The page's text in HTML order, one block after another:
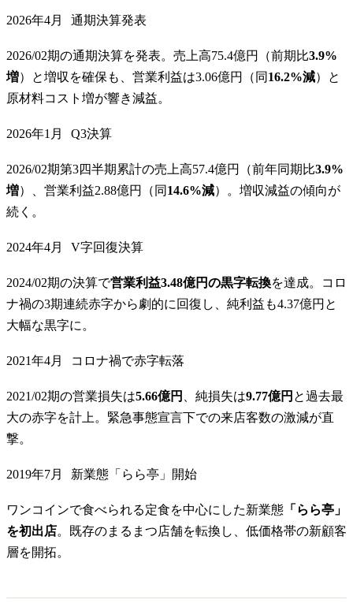
2026年4月 通期決算発表
2026/02期の通期決算を発表。売上高75.4億円（前期比3.9%
増）と増収を確保も、営業利益は3.06億円（同 16.2%減）と
原材料コスト増が響き減益。
2026年1月 Q3決算
2026/02期第3四半期累計の売上高57.4億円（前年同期比3.9%
増）、営業利益2.88億円（同 14.6%減）。増収減益の傾向が
続く。
2024年4月 V字回復決算
2024/02期の決算で営業利益3.48億円の黒字転換を達成。コロ
ナ禍の3期連続赤字から劇的に回復し、純利益も4.37億円と
大幅な黒字に。
2021年4月 コロナ禍で赤字転落
2021/02期の営業損失は5.66億円 、純損失は9.77億円 と過去最
大の赤字を計上。緊急事態宣言下での来店客数の激減が直
撃。
2019年7月 新業態「らら亭」開始
ワンコインで食べられる定食を中心にした新業態 「らら亭」
を初出店。既存のまるまつ店舗を転換し、低価格帯の新顧客
層を開拓。